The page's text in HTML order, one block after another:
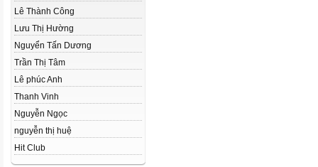
Lê Thành Công
Lưu Thị Hường
Nguyển Tấn Dương
Trần Thị Tâm
Lê phúc Anh
Thanh Vinh
Nguyễn Ngọc
nguyễn thị huệ
Hit Club